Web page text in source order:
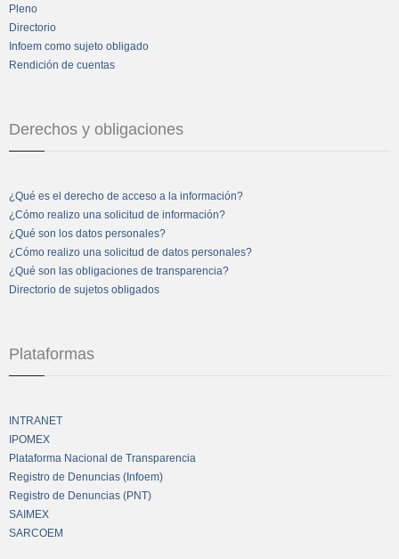
Pleno
Directorio
Infoem como sujeto obligado
Rendición de cuentas
Derechos y obligaciones
¿Qué es el derecho de acceso a la información?
¿Cómo realizo una solicitud de información?
¿Qué son los datos personales?
¿Cómo realizo una solicitud de datos personales?
¿Qué son las obligaciones de transparencia?
Directorio de sujetos obligados
Plataformas
INTRANET
IPOMEX
Plataforma Nacional de Transparencia
Registro de Denuncias (Infoem)
Registro de Denuncias (PNT)
SAIMEX
SARCOEM